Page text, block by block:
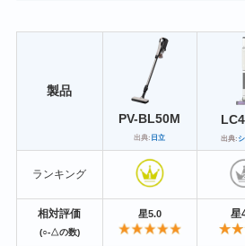
製品
PV-BL50M
出典: 日立 出典:
ランキング
相対評価
(○-△の数)
星5.0 星